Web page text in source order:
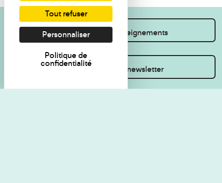
Je souhaite des renseignements
Inscrivez-vous à la newsletter
Tout refuser
Personnaliser
Politique de
confidentialité